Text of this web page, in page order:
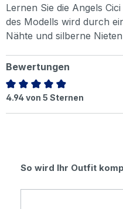
Lernen Sie die Angels
des Modells wird durch
Nähte und silberne
Bewertungen
Durchschnittliche Bewertung
4.94 von 5 Sternen
Produktgalerie
So wird Ihr Outfit